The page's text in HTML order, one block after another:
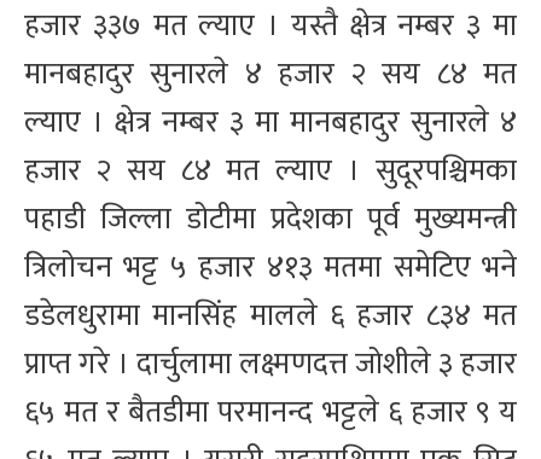
हजार ३३७ मत ल्याए । यस्तै क्षेत्र नम्बर ३ मा
मानबहादुर सुनारले ४ हजार २ सय ८४ मत
ल्याए । क्षेत्र नम्बर ३ मा मानबहादुर सुनारले ४
हजार २ सय ८४ मत ल्याए । सुदूरपश्चिमका
पहाडी जिल्ला डोटीमा प्रदेशका पूर्व मुख्यमन्त्री
त्रिलोचन भट्ट ५ हजार ४१३ मतमा समेटिए भने
डडेलधुरामा मानसिंह मालले ६ हजार ८३४ मत
प्राप्त गरे । दार्चुलामा लक्ष्मणदत्त जोशीले ३ हजार
६५ मत र बैतडीमा परमानन्द भट्टले ६ हजार ९ य